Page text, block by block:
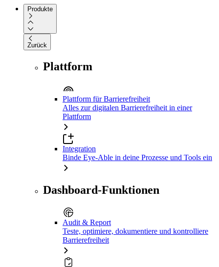
Produkte
Zurück
Plattform
Plattform für Barrierefreiheit
Alles zur digitalen Barrierefreiheit in einer
Plattform
Integration
Binde Eye-Able in deine Prozesse und Tools ein
Dashboard-Funktionen
Audit & Report
Teste, optimiere, dokumentiere und kontrolliere
Barrierefreiheit